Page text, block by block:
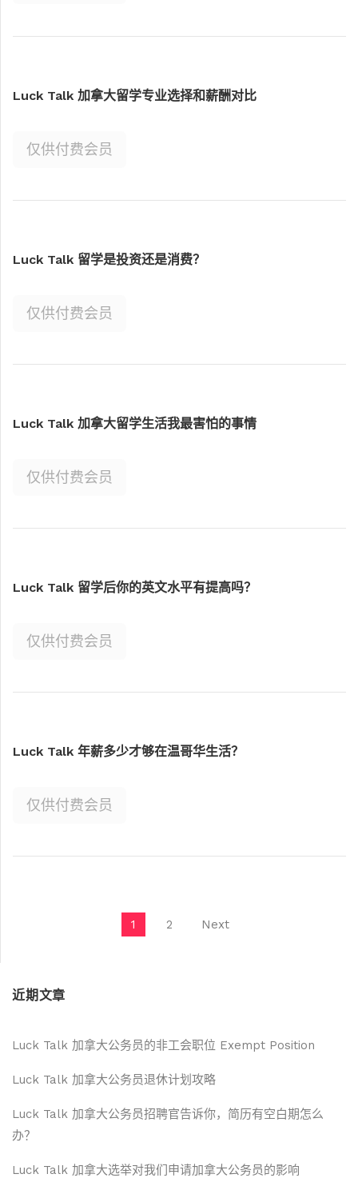
Luck Talk 加拿大留学专业选择和薪酬对比
仅供付费会员
Luck Talk 留学是投资还是消费？
仅供付费会员
Luck Talk 加拿大留学生活我最害怕的事情
仅供付费会员
Luck Talk 留学后你的英文水平有提高吗？
仅供付费会员
Luck Talk 年薪多少才够在温哥华生活？
仅供付费会员
文章导航
1 2 Next
近期文章
Luck Talk 加拿大公务员的非工会职位 Exempt Position
Luck Talk 加拿大公务员退休计划攻略
Luck Talk 加拿大公务员招聘官告诉你，简历有空白期怎么
办？
Luck Talk 加拿大选举对我们申请加拿大公务员的影响